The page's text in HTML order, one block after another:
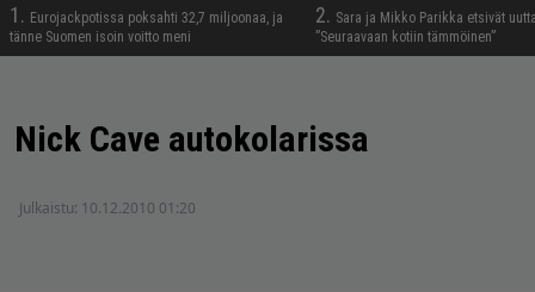
1. Eurojackpotissa poksahti 32,7 miljoonaa, ja
tänne Suomen isoin voitto meni
2. Sara ja Mikko Parikka etsivät
”Seuraavaan kotiin tämmöinen”
Nick Cave autokolarissa
Julkaistu: 10.12.2010 01:20